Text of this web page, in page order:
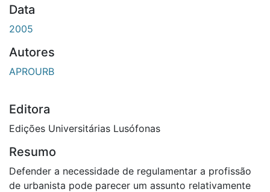
Data
2005
Autores
APROURB
Editora
Edições Universitárias Lusófonas
Resumo
Defender a necessidade de regulamentar a profissão
de urbanista pode parecer um assunto relativamente